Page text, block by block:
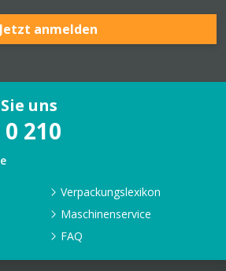
Jetzt anmelden
uns
210
Verpackungslexikon
Maschinenservice
FAQ